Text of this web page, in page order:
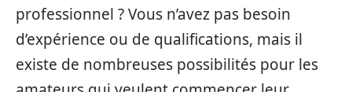
professionnel ? Vous n’avez pas besoin
d’expérience ou de qualifications, mais il
existe de nombreuses possibilités pour les